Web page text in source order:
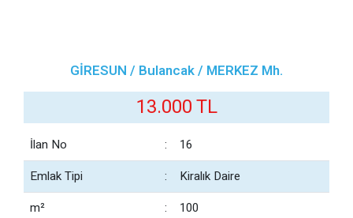
GİRESUN / Bulancak / MERKEZ Mh.
13.000 TL
İlan No :
16
Emlak Tipi
:
Kiralık Daire
m²
:
100